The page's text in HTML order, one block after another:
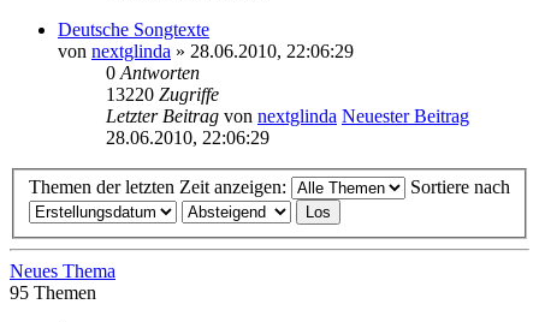
Deutsche Songtexte
von nextglinda » 28.06.2010, 22:06:29
0 Antworten
13220 Zugriffe
Letzter Beitrag von nextglinda Neuester Beitrag
28.06.2010, 22:06:29
Themen der letzten Zeit anzeigen: Sortiere nach
Neues Thema
95 Themen